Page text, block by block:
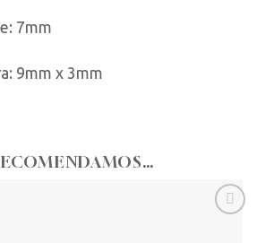
7mm
9mm x 3mm